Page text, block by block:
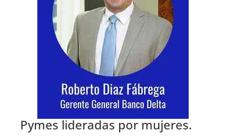
Pymes lideradas por mujeres.